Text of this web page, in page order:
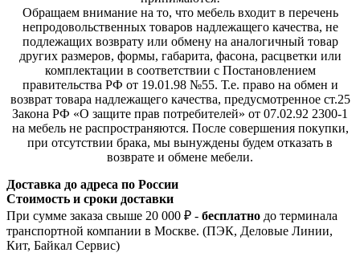
Обращаем внимание на то, что мебель входит в перечень
непродовольственных товаров надлежащего качества, не
подлежащих возврату или обмену на аналогичный товар
других размеров, формы, габарита, фасона, расцветки или
комплектации в соответствии с Постановлением
правительства РФ от 19.01.98 №55. Т.е. право на обмен и
возврат товара надлежащего качества, предусмотренное ст.25
Закона РФ «О защите прав потребителей» от 07.02.92 2300-1
на мебель не распространяются. После совершения покупки,
при отсутствии брака, мы вынуждены будем отказать в
возврате и обмене мебели.
Доставка до адреса по России
Стоимость и сроки доставки
При сумме заказа свыше 20 000 ₽ - бесплатно до терминала
транспортной компании в Москве. (ПЭК, Деловые Линии,
Кит, Байкал Сервис)